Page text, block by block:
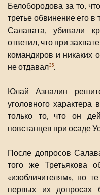
Белобородова за то,
третье обвинение его в
Салавата, убивали
ответил, что при
командиров и никаких
не отдавал35.
Юлай Азналин
уголовного
только то, что он
повстанцев при осаде
После допросов
того же Третьякова
«изобличителям», но
первых их допросах